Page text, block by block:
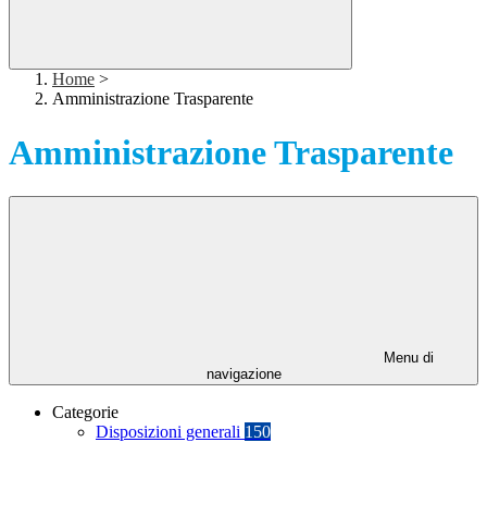
Home >
Amministrazione Trasparente
Amministrazione Trasparente
Menu di
navigazione
Categorie
Disposizioni generali 150